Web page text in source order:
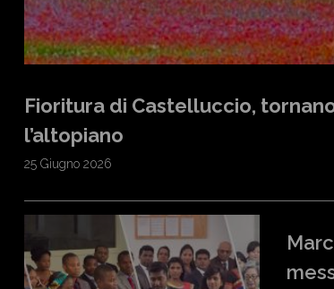
Fioritura di Castelluccio,
l’altopiano
25 Giugno 2026